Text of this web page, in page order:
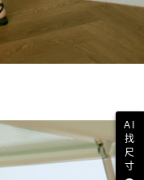
AI
找
尺
寸